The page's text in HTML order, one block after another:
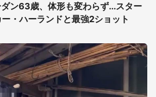
ン63歳、体形も変わらず...スター
・ハーランドと最強2ショット